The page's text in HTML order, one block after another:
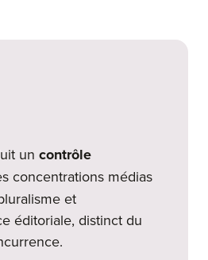
un contrôle
concentrations médias
et
éditoriale, distinct du